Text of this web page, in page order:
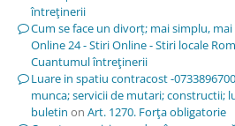
întreţinerii
Cum se face un divorț; mai simplu,
Online 24 - Stiri Online - Stiri locale
Cuantumul întreţinerii
Luare in spatiu contracost -
munca; servicii de mutari; constructii;
buletin on Art. 1270. Forţa obligatorie